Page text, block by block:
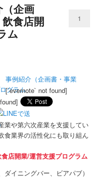
企画
食店開
ム
1
[`evernote` not found]
業や第六次産業を支援してい
食業界の活性化にも取り組ん
店開業/運営支援プログラム
イニングバー、ビアパブ）